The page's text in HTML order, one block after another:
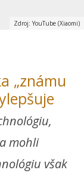
Zdroj: YouTube (Xiaomi)
„známu
mohli
však